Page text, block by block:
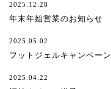
2025.12.28
年末年始営業のお知らせ
2025.05.02
フットジェルキャンペーン
2025.04.22